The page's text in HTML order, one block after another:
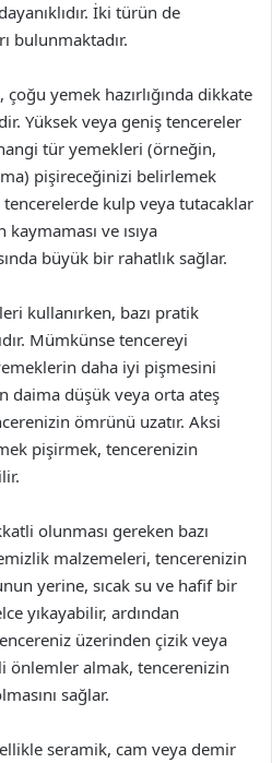
İki türün de
bulunmaktadır.
yemek hazırlığında dikkate
Yüksek veya geniş tencereler
tür yemekleri (örneğin,
pişireceğinizi belirlemek
tencerelerde kulp veya tutacaklar
ve ısıya
büyük bir rahatlık sağlar.
kullanırken, bazı pratik
Mümkünse tencereyi
daha iyi pişmesini
daima düşük veya orta ateş
ömrünü uzatır. Aksi
pişirmek, tencerenizin
olunması gereken bazı
malzemeleri, tencerenizin
yerine, sıcak su ve hafif bir
yıkayabilir, ardından
üzerinden çizik veya
önlemler almak, tencerenizin
sağlar.
seramik, cam veya demir